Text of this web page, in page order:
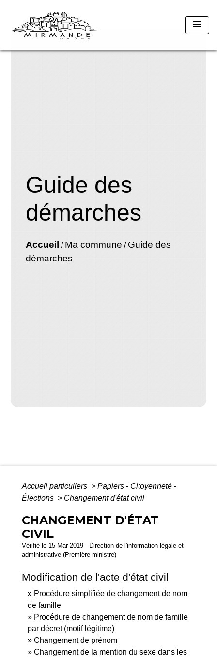
menu
Guide des
démarches
Accueil / Ma commune / Guide des
démarches
Accueil particuliers > Papiers - Citoyenneté -
Élections > Changement d'état civil
CHANGEMENT D'ÉTAT
CIVIL
Vérifié le 15 Mar 2019 - Direction de l'information légale et
administrative (Première ministre)
Modification de l'acte d'état civil
Procédure simplifiée de changement de nom
de famille
Procédure de changement de nom de famille
par décret (motif légitime)
Changement de prénom
Changement de la mention du sexe dans les